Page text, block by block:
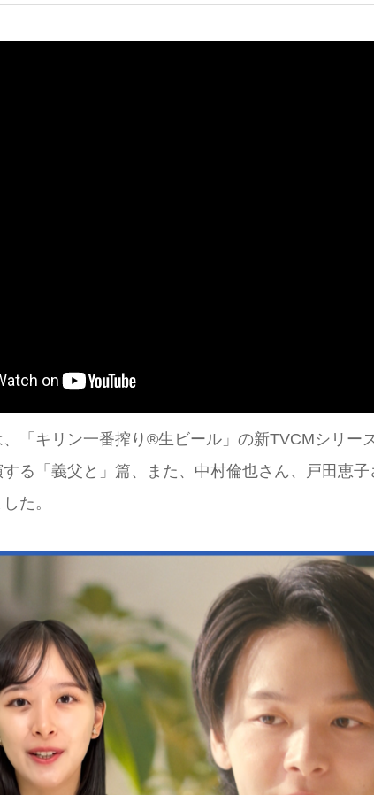
「キリン一番搾り®生ビール」の新TVCMシリー
る「義父と」篇、また、中村倫也さん、戸田恵
た。